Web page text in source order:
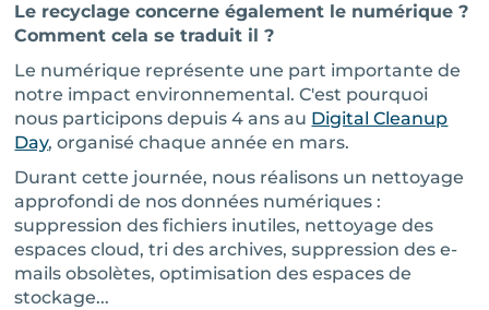
Le recyclage concerne également le numérique ?
Comment cela se traduit il ?
Le numérique représente une part importante de
notre impact environnemental. C'est pourquoi
nous participons depuis 4 ans au Digital Cleanup
Day, organisé chaque année en mars.
Durant cette journée, nous réalisons un nettoyage
approfondi de nos données numériques :
suppression des fichiers inutiles, nettoyage des
espaces cloud, tri des archives, suppression des e-
mails obsolètes, optimisation des espaces de
stockage...